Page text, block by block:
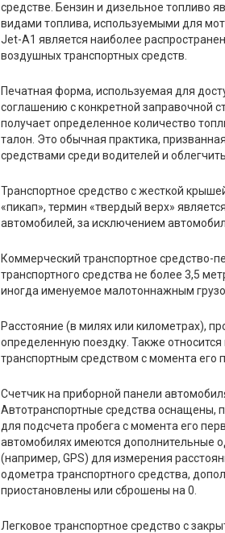
средстве. Бензин и дизельное топливо
видами топлива, используемыми для
Jet-A1 является наиболее
воздушных транспортных средств.
Печатная форма, используемая для
соглашению с конкретной заправочной
получает определенное количество
талон. Это обычная практика,
средствами среди водителей и
Транспортное средство с жесткой
«пикап», термин «твердый верх»
автомобилей, за исключением
Коммерческий транспортное средство-
транспортного средства не более 3,5
иногда именуемое малотоннажным
Расстояние (в милях или километрах),
определенную поездку. Также
транспортным средством с момента его
Счетчик на приборной панели
Автотранспортные средства
для подсчета пробега с момента его
автомобилях имеются дополнительные
(например, GPS) для измерения
одометра транспортного средства,
приостановлены или сброшены на 0.
Легковое транспортное средство с